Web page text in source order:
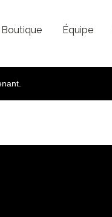
Boutique Équipe